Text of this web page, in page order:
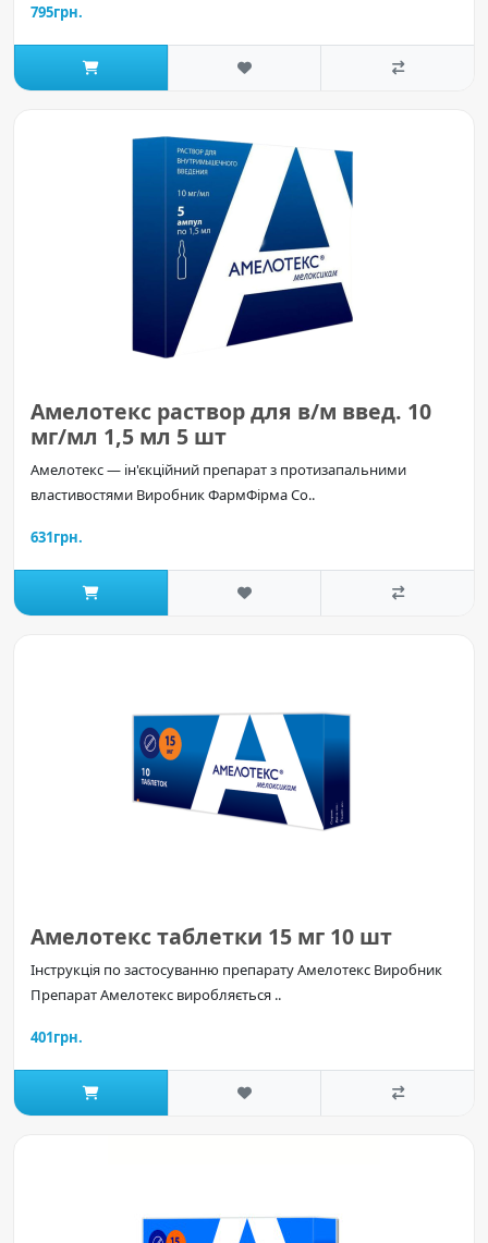
795грн.
Амелотекс раствор для в/м введ. 10
мг/мл 1,5 мл 5 шт
Амелотекс — ін'єкційний препарат з протизапальними
властивостями Виробник ФармФірма Со..
631грн.
Амелотекс таблетки 15 мг 10 шт
Інструкція по застосуванню препарату Амелотекс Виробник
Препарат Амелотекс виробляється ..
401грн.